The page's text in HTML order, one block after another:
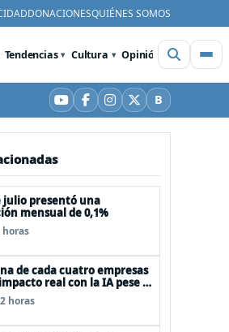
DONACIONESQUIÉNES SOMOS
Tendencias Cultura Opinión Videos
YouTube
Facebook
Instagram
X BBluesky
julio presentó una
mensual de 0,1%
horas
de cada cuatro empresas
real con la IA pese a
según el Foro
Mundial
horas